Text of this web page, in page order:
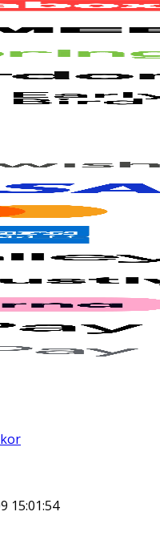
15:01:54